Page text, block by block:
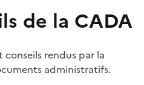
de la CADA
conseils rendus par la
administratifs.